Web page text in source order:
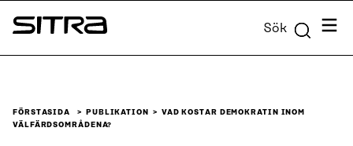
Skip to
content
Sitra Sök Meny
FÖRSTASIDA PUBLIKATION
VAD KOSTAR DEMOKRATIN INOM
VÄLFÄRDSOMRÅDENA?